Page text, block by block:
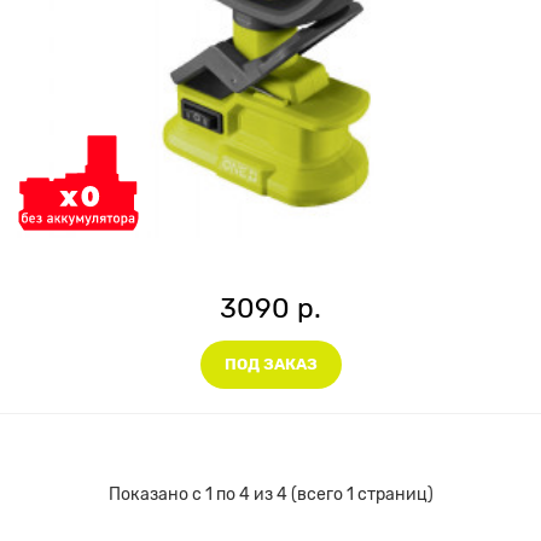
3090 р.
ПОД ЗАКАЗ
Показано с 1 по 4 из 4 (всего 1 страниц)